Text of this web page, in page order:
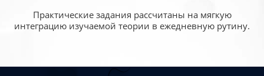
Практические задания рассчитаны на мягкую
интеграцию изучаемой теории в ежедневную рутину.